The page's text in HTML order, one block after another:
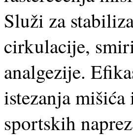
Služi za
cirkulacije,
analgezije.
istezanja
sportskih